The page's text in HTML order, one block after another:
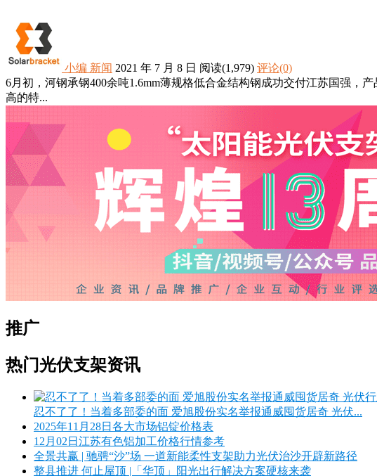
小编 新闻 2021 年 7 月 8 日 阅读(1,979) 评论(0)
6月初，河钢承钢400余吨1.6mm薄规格低合金结构钢成功交付江苏国强，
高的特...
推广
热门光伏支架资讯
忍不了了！当着多部委的面 爱旭股份实名举报通威囤货居奇 光伏...
2025年11月28日各大市场铝锭价格表
12月02日江苏有色铝加工价格行情参考
全景共赢 | 驰骋“沙”场 一道新能柔性支架助力光伏治沙开辟新路径
整县推进 何止屋顶 |「华顶」阳光出行解决方案硬核来袭